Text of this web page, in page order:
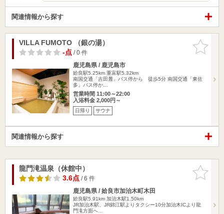
関連情報から探す
お気に入
りに追加
VILLA FUMOTO （銀の湯）
-点/ 0 件
鹿児島県 / 鹿児島市
姶良駅5.25km 重富駅5.32km
南国交通「吉田麓」バス停から 徒歩5分 南国交通「東佐
多」バス停か…
営業時間 11:00～22:00
入浴料金 2,000円～
日帰り サウナ
関連情報から探す
お気に入
りに追加
龍門滝温泉（休館中）
3.6点/ 6 件
鹿児島県 / 姶良市加治木町木田
姶良駅5.91km 加治木駅1.50km
JR加治木駅、JR錦江駅よりタクシー10分加治木ICより龍
門滝方面へ…